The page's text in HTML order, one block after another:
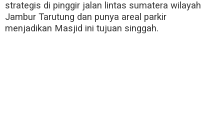
strategis di pinggir jalan lintas sumatera wilayah
Jambur Tarutung dan punya areal parkir
menjadikan Masjid ini tujuan singgah.